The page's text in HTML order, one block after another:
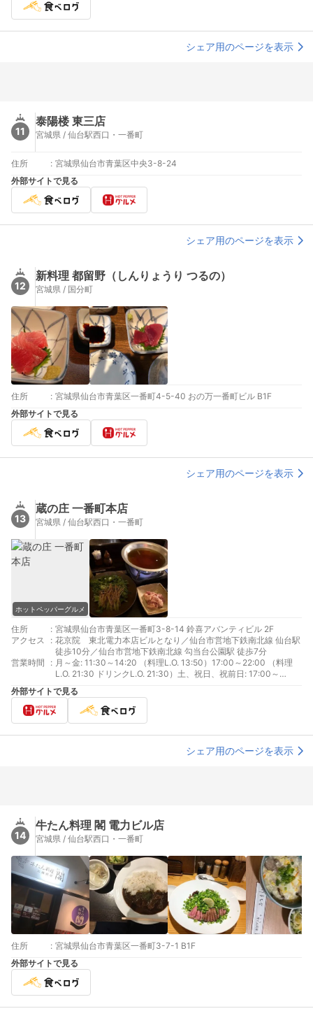
シェア用のページを表示
11
泰陽楼 東三店
宮城県 / 仙台駅西口・一番町
住所 : 宮城県仙台市青葉区中央3-8-24
外部サイトで見る
シェア用のページを表示
12
新料理 都留野（しんりょうり つるの）
宮城県 / 国分町
住所 : 宮城県仙台市青葉区一番町4-5-40 おの万一番町ビル B1F
外部サイトで見る
シェア用のページを表示
13
蔵の庄 一番町本店
宮城県 / 仙台駅西口・一番町
ホットペッパーグルメ
住所 : 宮城県仙台市青葉区一番町3-8-14 鈴喜アバンティビル 2F
アクセス
: 花京院 東北電力本店ビルとなり／仙台市営地下鉄南北線 仙台駅
徒歩10分／仙台市営地下鉄南北線 勾当台公園駅 徒歩7分
営業時間
: 月～金: 11:30～14:20 （料理L.O. 13:50）17:00～22:00 （料理
L.O. 21:30 ドリンクL.O. 21:30）土、祝日、祝前日: 17:00～
22:00 （料理L.O. 21:30 ドリンクL.O. 21:30）
外部サイトで見る
シェア用のページを表示
14
牛たん料理 閣 電力ビル店
宮城県 / 仙台駅西口・一番町
住所 : 宮城県仙台市青葉区一番町3-7-1 B1F
外部サイトで見る